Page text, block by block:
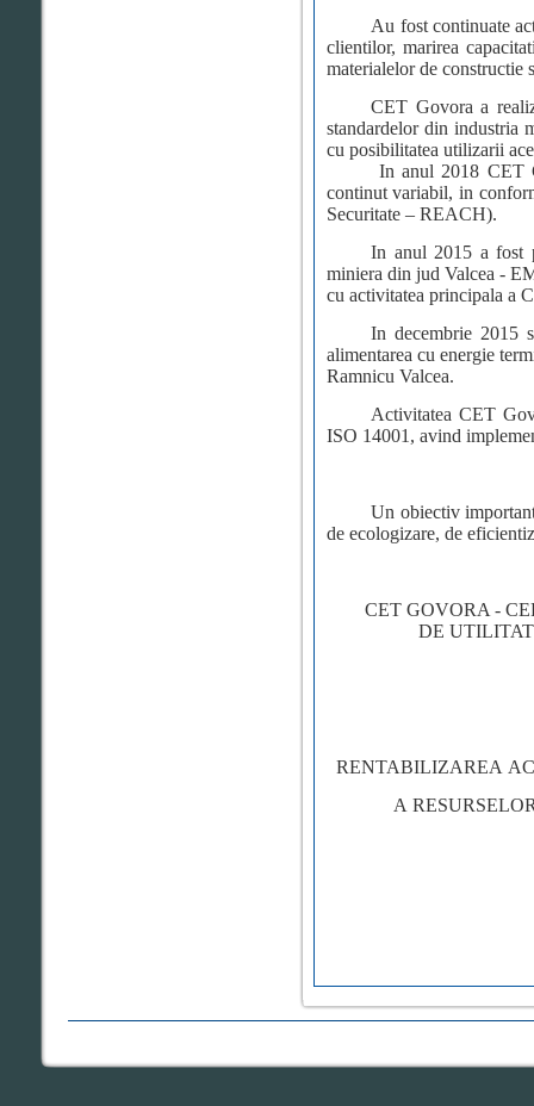
Au fost continuate
clientilor, marirea
materialelor de constructie
CET Govora a
standardelor din
cu posibilitatea utilizarii
In anul 2018 CET
continut variabil, in
Securitate – REACH).
In anul 2015 a fost
miniera din jud Valcea -
cu activitatea principala a
In decembrie 2015
alimentarea cu energie
Ramnicu Valcea.
Activitatea CET
ISO 14001, avind
Un obiectiv
de ecologizare, de
CET GOVORA -
DE
RENTABILIZAREA
A